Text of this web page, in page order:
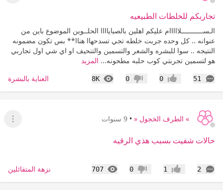
تجاربكم للخلطات الطبيعيه
الـســـــــــــلااااام عليكم اهلين بالصباياااا الحلــوين الموضوع باين من
عنوانه .. كل وحده جربت خلطه تجي تسدحهاا هناا** بس تكون مضمونه
النتيجه .. سوا للبشره والشعر والتسمين والتنحيف او اي شي اول تجاربي
هو لتسمين تجربتي كوب حلبه مطحونه... المزيد
51
التعليقات إعجاب0 عدم إعجاب
0
8K
المشاهدات العناية بالبشرة
» الطرف الخجول « • 9 سنوات
عرض
حالات شفيت بسبب هذي الرقيه
2
التعليقات إعجاب1 عدم إعجاب
0
707
المشاهدات نزهة المتفائلين